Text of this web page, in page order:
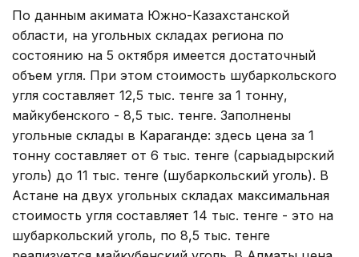
По данным акимата Южно-Казахстанской
области, на угольных складах региона по
состоянию на 5 октября имеется достаточный
объем угля. При этом стоимость шубаркольского
угля составляет 12,5 тыс. тенге за 1 тонну,
майкубенского - 8,5 тыс. тенге. Заполнены
угольные склады в Караганде: здесь цена за 1
тонну составляет от 6 тыс. тенге (сарыадырский
уголь) до 11 тыс. тенге (шубаркольский уголь). В
Астане на двух угольных складах максимальная
стоимость угля составляет 14 тыс. тенге - это на
шубаркольский уголь, по 8,5 тыс. тенге